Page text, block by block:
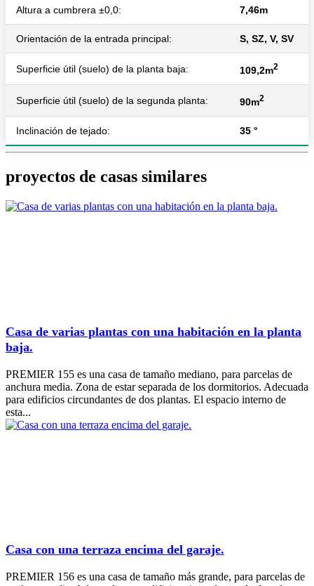
Altura a cumbrera ±0,0: 7,46m
Orientación de la entrada principal: S, SZ, V, SV
Superficie útil (suelo) de la planta baja: 109,2m2
Superficie útil (suelo) de la segunda planta: 90m2
Inclinación de tejado: 35 °
proyectos de casas similares
Casa de varias plantas con una habitación en la planta
baja.
PREMIER 155 es una casa de tamaño mediano, para parcelas de
anchura media. Zona de estar separada de los dormitorios. Adecuada
para edificios circundantes de dos plantas. El espacio interno de
esta...
Casa con una terraza encima del garaje.
PREMIER 156 es una casa de tamaño más grande, para parcelas de